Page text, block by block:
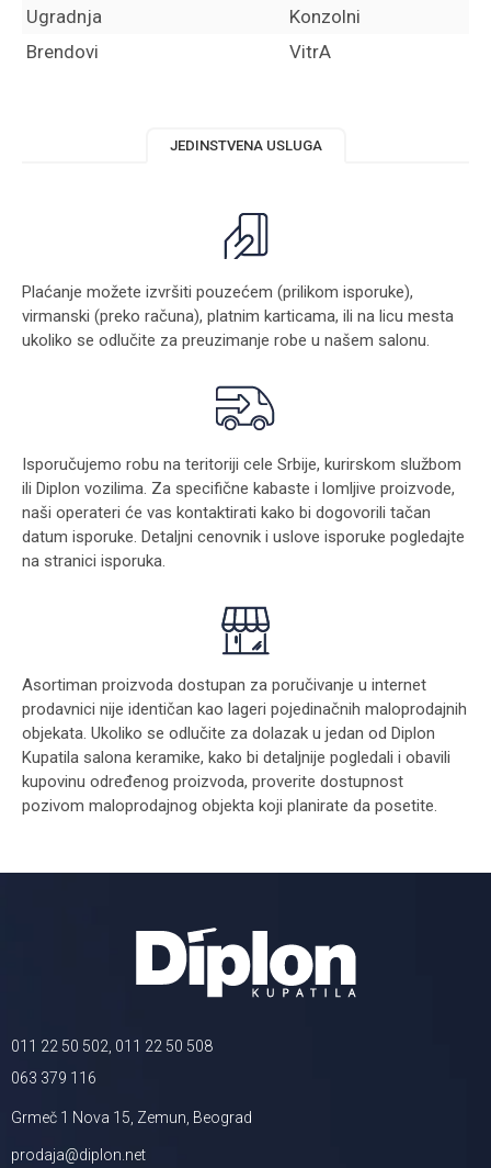
Ugradnja
Konzolni
Brendovi
VitrA
JEDINSTVENA USLUGA
Plaćanje možete izvršiti pouzećem (prilikom isporuke),
virmanski (preko računa), platnim karticama, ili na licu mesta
ukoliko se odlučite za preuzimanje robe u našem salonu.
Isporučujemo robu na teritoriji cele Srbije, kurirskom službom
ili Diplon vozilima. Za specifične kabaste i lomljive proizvode,
naši operateri će vas kontaktirati kako bi dogovorili tačan
datum isporuke. Detaljni cenovnik i uslove isporuke pogledajte
na stranici isporuka.
Asortiman proizvoda dostupan za poručivanje u internet
prodavnici nije identičan kao lageri pojedinačnih maloprodajnih
objekata. Ukoliko se odlučite za dolazak u jedan od Diplon
Kupatila salona keramike, kako bi detaljnije pogledali i obavili
kupovinu određenog proizvoda, proverite dostupnost
pozivom maloprodajnog objekta koji planirate da posetite.
011 22 50 502, 011 22 50 508
063 379 116
Grmeč 1 Nova 15, Zemun, Beograd
prodaja@diplon.net